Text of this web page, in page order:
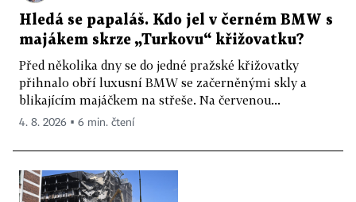
Hledá se papaláš. Kdo jel v černém BMW s
majákem skrze „Turkovu“ křižovatku?
Před několika dny se do jedné pražské křižovatky
přihnalo obří luxusní BMW se začerněnými skly a
blikajícím majáčkem na střeše. Na červenou...
4. 8. 2026 ▪ 6 min. čtení